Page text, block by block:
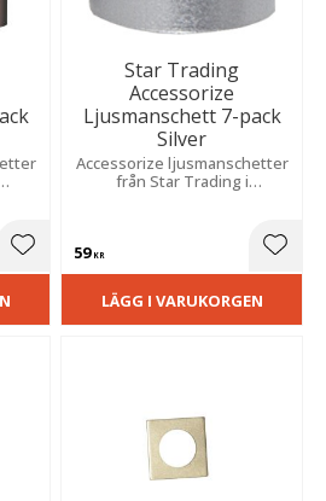
Lägg till i favoriter
Star Trading
Accessorize
Ljusmanschett 7-pack
Silver
Accessorize ljusmanschetter
från Star Trading i
59KR
LÄGG I VARUKORGEN